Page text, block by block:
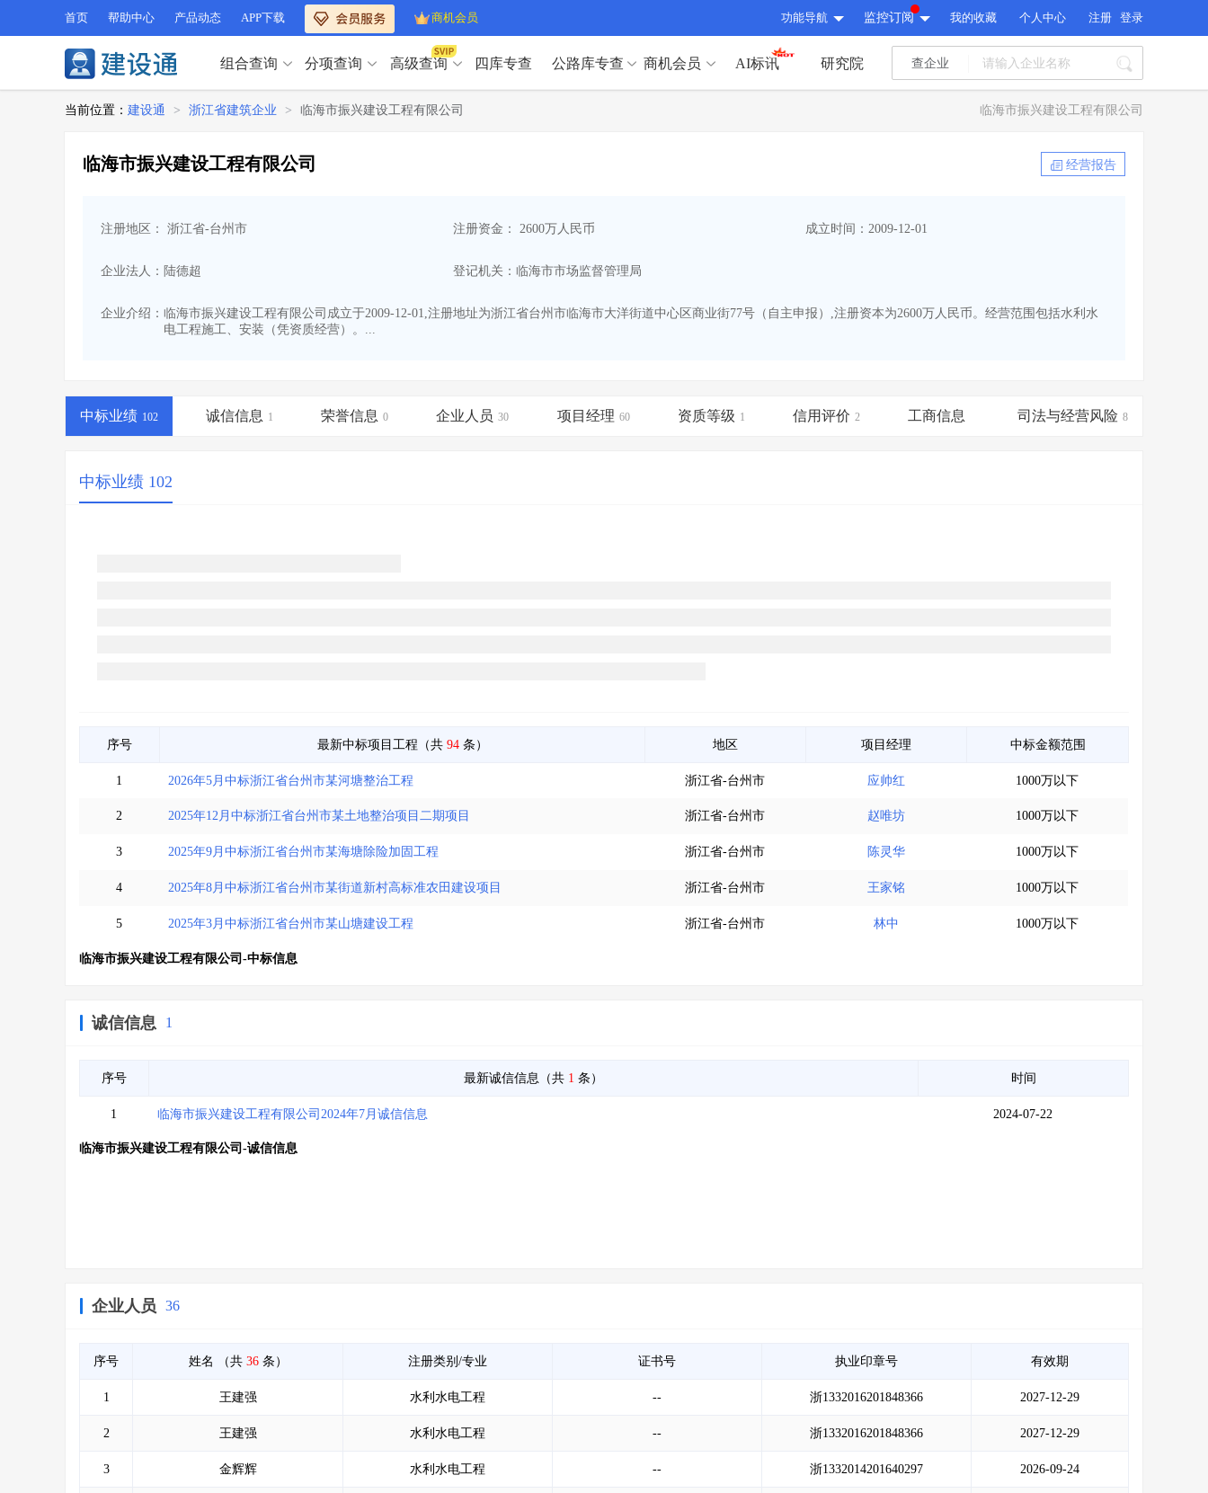
首页 帮助中心 产品动态 APP下载 商机会员 功能导航 监控订阅 我的收藏 个人中心 注册 登录
分项查询（VIP）
查资质
查人员>
查荣誉
查诚信
>
招标信息>
公路库专查>
宏观经济>
商机会员
土地交易> 省市重点项目
研究报告>
其他服务
组合查询 分项查询 高级查询 四库专查 公路库专查 商机会员 AI标讯 研究院 查企业
查荣誉>
招标信息>
省库业绩查询
水利库专查
>
组合查询-广州>
下浮率>
宏观经济 > 建企舆情
政策规划 > 招投标规则 >
业主专查> 项目商机
API接口> 市场经营AI云平台>
会员服务> 数据导出服务 >
当前位置： 建设通 > 浙江省建筑企业 > 临海市振兴建设工程有限公司 临海市振兴建设工程有限公司
临海市振兴建设工程有限公司 经营报告
注册地区： 浙江省-台州市 注册资金： 2600万人民币 成立时间：2009-12-01
企业法人：陆德超 登记机关：临海市市场监督管理局
企业介绍： 临海市振兴建设工程有限公司成立于2009-12-01,注册地址为浙江省台州市临海市大洋街道中心区商业街77号（自主申报）,注册资本为2600万人民币。经营范围包括水利水
电工程施工、安装（凭资质经营）。...
中标业绩 102 诚信信息 1 荣誉信息 0 企业人员 30 项目经理 60 资质等级 1 信用评价 2 工商信息 司法与经营风险 8
中标业绩 102
序号 最新中标项目工程（共 94条） 地区 项目经理 中标金额范围
1 2026年5月中标浙江省台州市某河塘整治工程 浙江省-台州市 应帅红 1000万以下
2 2025年12月中标浙江省台州市某土地整治项目二期项目 浙江省-台州市 赵唯坊 1000万以下
3 2025年9月中标浙江省台州市某海塘除险加固工程 浙江省-台州市 陈灵华 1000万以下
4 2025年8月中标浙江省台州市某街道新村高标准农田建设项目 浙江省-台州市 王家铭 1000万以下
5 2025年3月中标浙江省台州市某山塘建设工程 浙江省-台州市 林中 1000万以下
临海市振兴建设工程有限公司-中标信息
诚信信息 1
序号 最新诚信信息（共 1 条） 时间
1 临海市振兴建设工程有限公司2024年7月诚信信息 2024-07-22
临海市振兴建设工程有限公司-诚信信息
企业人员 36
序号 姓名 （共 36条） 注册类别/专业 证书号 执业印章号 有效期
1 王建强 水利水电工程 -- 浙1332016201848366 2027-12-29
2 王建强 水利水电工程 -- 浙1332016201848366 2027-12-29
3 金辉辉 水利水电工程 -- 浙1332014201640297 2026-09-24